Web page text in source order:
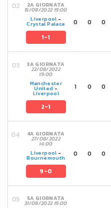
2A GIORNATA
15/08/2022 19:00
Liverpool -
Crystal Palace
1-1
0 0 0
3A GIORNATA
22/08/2022
19:00
Manchester
United -
Liverpool
2-1
1 0 0
4A GIORNATA
27/08/2022
14:00
Liverpool -
Bournemouth
9-0
0 0 0
5A GIORNATA
31/08/2022 19:00